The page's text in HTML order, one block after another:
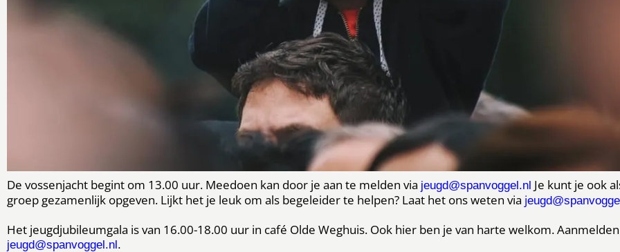
De vossenjacht begint om 13.00 uur. Meedoen kan door je aan te melden via jeugd@spanvoggel.nl Je kunt je ook
groep gezamenlijk opgeven. Lijkt het je leuk om als begeleider te helpen? Laat het ons weten via j
Het jeugdjubileumgala is van 16.00-18.00 uur in café Olde Weghuis. Ook hier ben je van harte welkom.
jeugd@spanvoggel.nl.